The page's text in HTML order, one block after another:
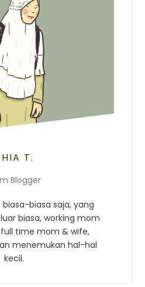
T.
Blogger
biasa saja, yang
biasa, working mom
time mom & wife,
menemukan hal-hal
kecil.